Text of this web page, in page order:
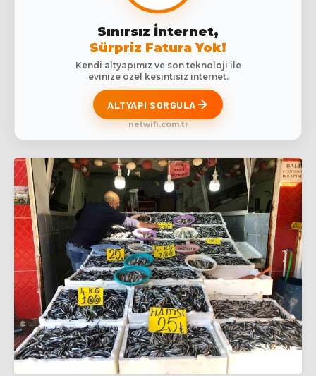
Sınırsız İnternet,
Sürpriz Fatura Yok!
Kendi altyapımız ve son teknoloji ile
evinize özel kesintisiz internet.
ALTYAPI SORGULA
netwifi.com.tr